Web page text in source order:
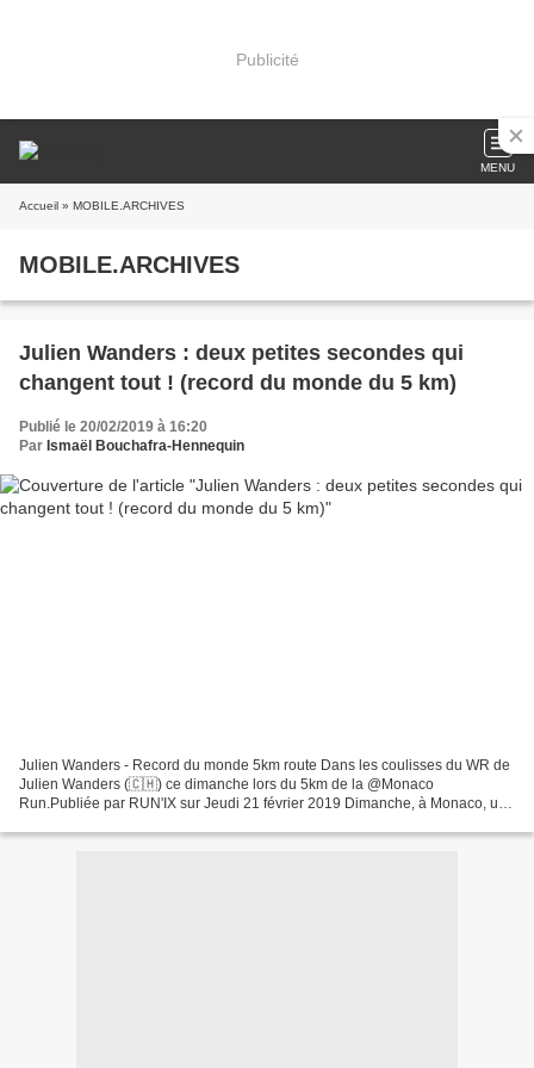
Publicité
MENU
Accueil » MOBILE.ARCHIVES
MOBILE.ARCHIVES
Julien Wanders : deux petites secondes qui
changent tout ! (record du monde du 5 km)
Publié le 20/02/2019 à 16:20
Par Ismaël Bouchafra-Hennequin
Julien Wanders - Record du monde 5km route Dans les coulisses du WR de
Julien Wanders (🇨🇭) ce dimanche lors du 5km de la @Monaco
Run.Publiée par RUN'IX sur Jeudi 21 février 2019 Dimanche, à Monaco, une